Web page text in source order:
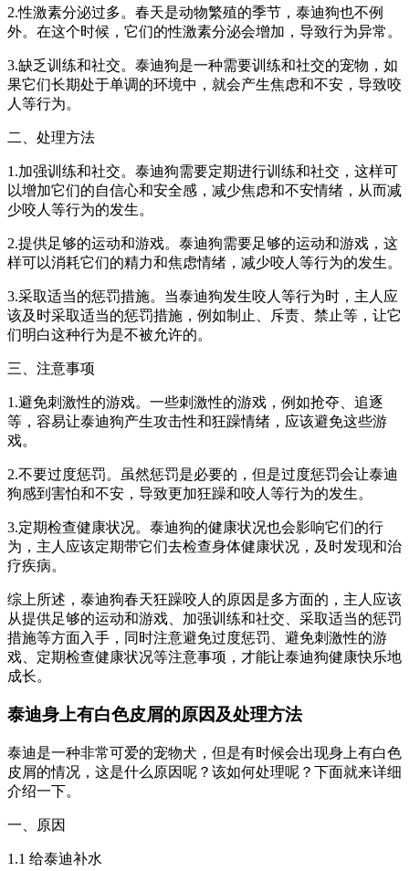
2.性激素分泌过多。春天是动物繁殖的季节，泰迪狗也不例
外。在这个时候，它们的性激素分泌会增加，导致行为异常。
3.缺乏训练和社交。泰迪狗是一种需要训练和社交的宠物，如
果它们长期处于单调的环境中，就会产生焦虑和不安，导致咬
人等行为。
二、处理方法
1.加强训练和社交。泰迪狗需要定期进行训练和社交，这样可
以增加它们的自信心和安全感，减少焦虑和不安情绪，从而减
少咬人等行为的发生。
2.提供足够的运动和游戏。泰迪狗需要足够的运动和游戏，这
样可以消耗它们的精力和焦虑情绪，减少咬人等行为的发生。
3.采取适当的惩罚措施。当泰迪狗发生咬人等行为时，主人应
该及时采取适当的惩罚措施，例如制止、斥责、禁止等，让它
们明白这种行为是不被允许的。
三、注意事项
1.避免刺激性的游戏。一些刺激性的游戏，例如抢夺、追逐
等，容易让泰迪狗产生攻击性和狂躁情绪，应该避免这些游
戏。
2.不要过度惩罚。虽然惩罚是必要的，但是过度惩罚会让泰迪
狗感到害怕和不安，导致更加狂躁和咬人等行为的发生。
3.定期检查健康状况。泰迪狗的健康状况也会影响它们的行
为，主人应该定期带它们去检查身体健康状况，及时发现和治
疗疾病。
综上所述，泰迪狗春天狂躁咬人的原因是多方面的，主人应该
从提供足够的运动和游戏、加强训练和社交、采取适当的惩罚
措施等方面入手，同时注意避免过度惩罚、避免刺激性的游
戏、定期检查健康状况等注意事项，才能让泰迪狗健康快乐地
成长。
泰迪身上有白色皮屑的原因及处理方法
泰迪是一种非常可爱的宠物犬，但是有时候会出现身上有白色
皮屑的情况，这是什么原因呢？该如何处理呢？下面就来详细
介绍一下。
一、原因
1.1 给泰迪补水